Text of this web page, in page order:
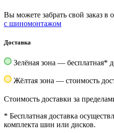
Вы можете забрать свой заказ в
с шиномонтажом
Доставка
Зелёная зона — бесплатная*
Жёлтая зона — стоимость
Стоимость доставки за
* Бесплатная доставка
комплекта шин или дисков.